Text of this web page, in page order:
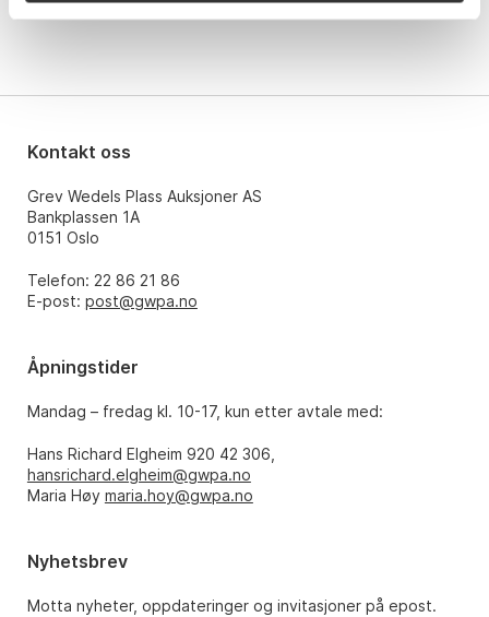
Kontakt oss
Grev Wedels Plass Auksjoner AS
Bankplassen 1A
0151 Oslo
Telefon: 22 86 21 86
E-post: post@gwpa.no
Åpningstider
Mandag – fredag kl. 10-17, kun etter avtale med:
Hans Richard Elgheim 920 42 306,
hansrichard.elgheim@gwpa.no
Maria Høy maria.hoy@gwpa.no
Nyhetsbrev
Motta nyheter, oppdateringer og invitasjoner på epost.